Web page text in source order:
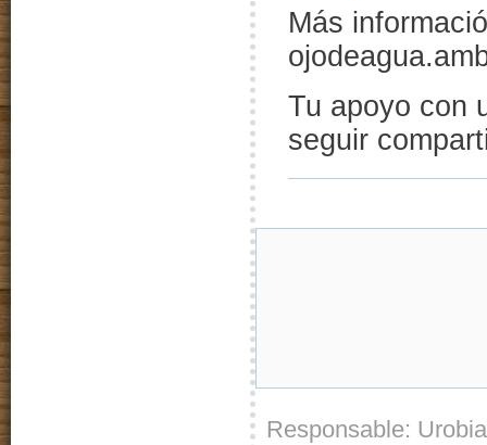
Más
Tu apoyo con
seguir
Responsable: